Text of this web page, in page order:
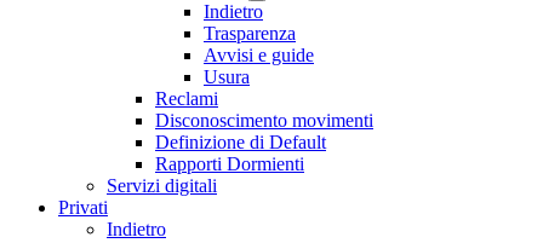
Indietro
Trasparenza
Avvisi e guide
Usura
Reclami
Disconoscimento movimenti
Definizione di Default
Rapporti Dormienti
Servizi digitali
Privati
Indietro